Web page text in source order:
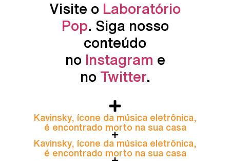
Visite o Laboratório
Pop. Siga nosso
conteúdo
no Instagram e
no Twitter.
Kavinsky, ícone da música eletrônica,
é encontrado morto na sua casa
Kavinsky, ícone da música eletrônica,
é encontrado morto na sua casa